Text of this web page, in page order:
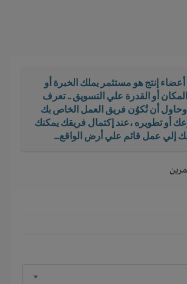
إنتج هو مستثمر يملك الخبرة أو
أو القدرة علي التسويق .. تعرف
أن تُكوُن فريق العمل الخاص بك
أو تطويره ،عند إكتمال فريقك يمكنك
إلي عمل قائم علي أرض الواقع...